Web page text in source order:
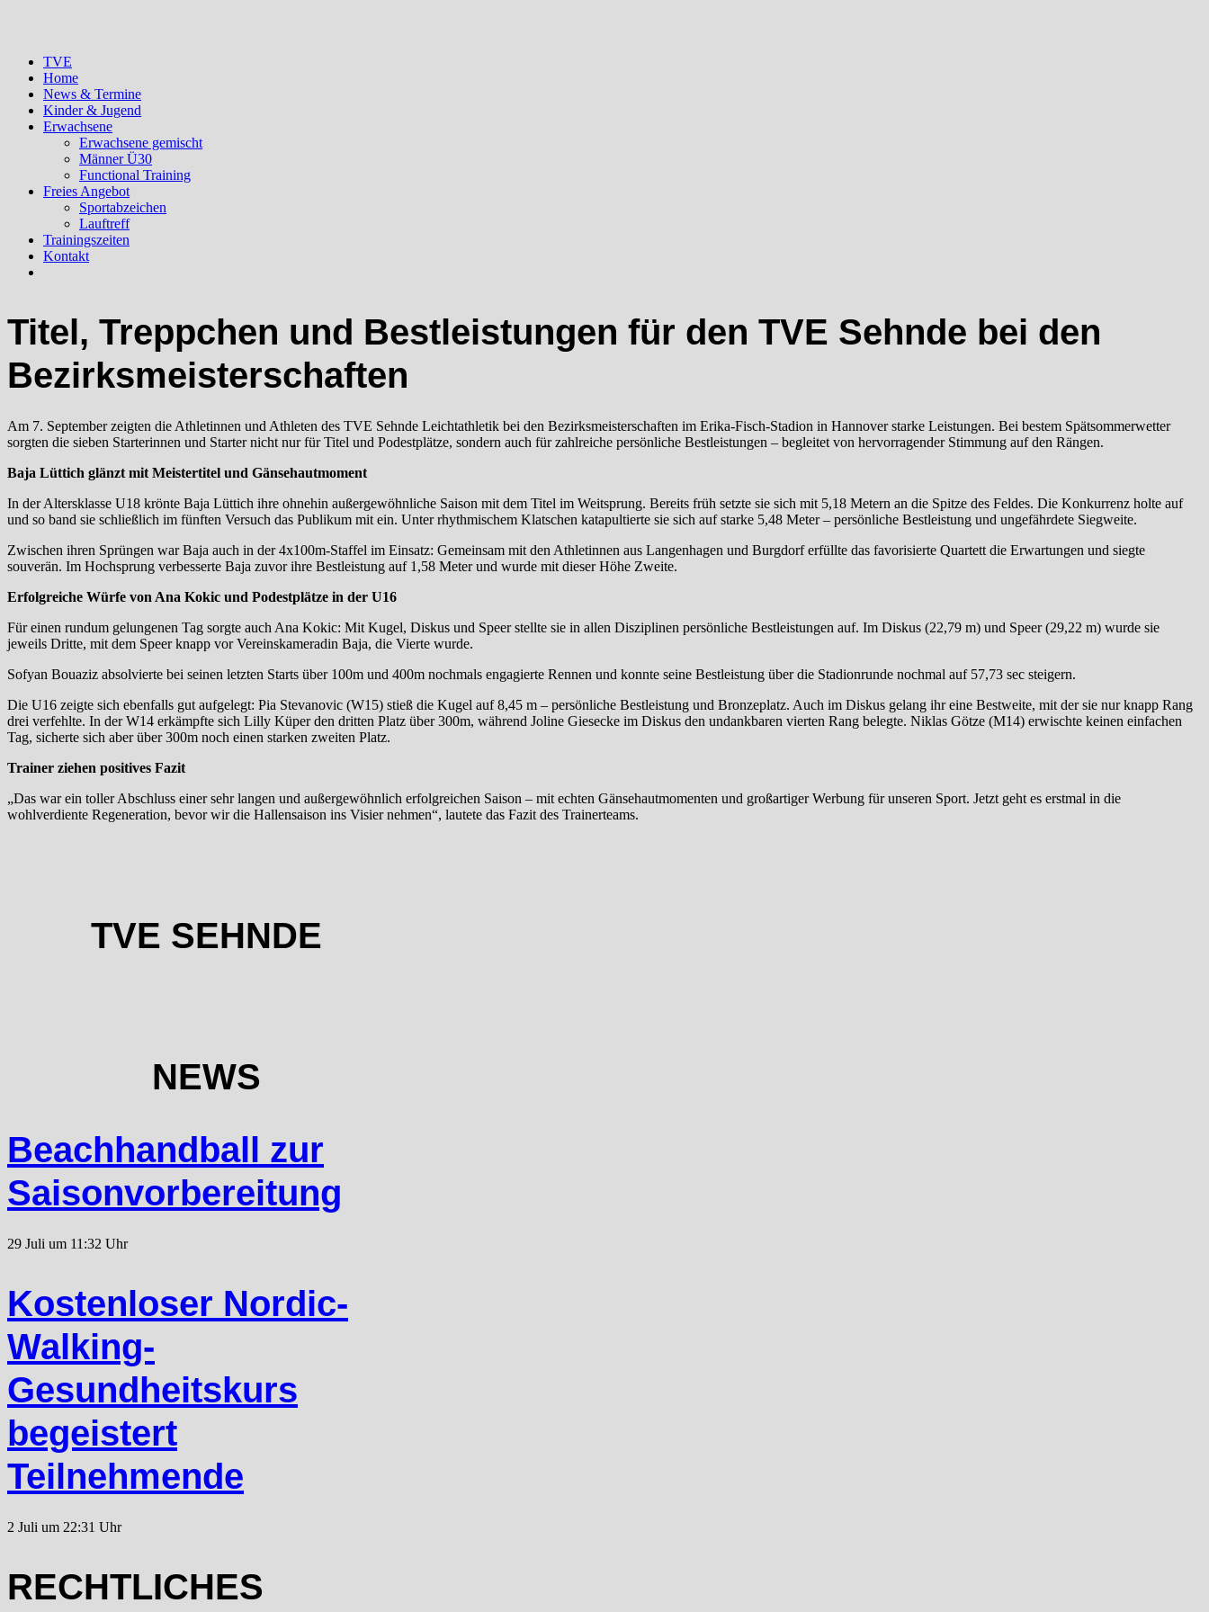
TVE
Home
News & Termine
Kinder & Jugend
Erwachsene
Erwachsene gemischt
Männer Ü30
Functional Training
Freies Angebot
Sportabzeichen
Lauftreff
Trainingszeiten
Kontakt
Titel, Treppchen und Bestleistungen für den TVE Sehnde bei den
Bezirksmeisterschaften
Am 7. September zeigten die Athletinnen und Athleten des TVE Sehnde Leichtathletik bei den Bezirksmeisterschaften im Erika-Fisch-Stadion in Hannover starke Leistungen. Bei bestem Spätsommerwetter
sorgten die sieben Starterinnen und Starter nicht nur für Titel und Podestplätze, sondern auch für zahlreiche persönliche Bestleistungen – begleitet von hervorragender Stimmung auf den Rängen.
Baja Lüttich glänzt mit Meistertitel und Gänsehautmoment
In der Altersklasse U18 krönte Baja Lüttich ihre ohnehin außergewöhnliche Saison mit dem Titel im Weitsprung. Bereits früh setzte sie sich mit 5,18 Metern an die Spitze des Feldes. Die Konkurrenz holte auf
und so band sie schließlich im fünften Versuch das Publikum mit ein. Unter rhythmischem Klatschen katapultierte sie sich auf starke 5,48 Meter – persönliche Bestleistung und ungefährdete Siegweite.
Zwischen ihren Sprüngen war Baja auch in der 4x100m-Staffel im Einsatz: Gemeinsam mit den Athletinnen aus Langenhagen und Burgdorf erfüllte das favorisierte Quartett die Erwartungen und siegte
souverän. Im Hochsprung verbesserte Baja zuvor ihre Bestleistung auf 1,58 Meter und wurde mit dieser Höhe Zweite.
Erfolgreiche Würfe von Ana Kokic und Podestplätze in der U16
Für einen rundum gelungenen Tag sorgte auch Ana Kokic: Mit Kugel, Diskus und Speer stellte sie in allen Disziplinen persönliche Bestleistungen auf. Im Diskus (22,79 m) und Speer (29,22 m) wurde sie
jeweils Dritte, mit dem Speer knapp vor Vereinskameradin Baja, die Vierte wurde.
Sofyan Bouaziz absolvierte bei seinen letzten Starts über 100m und 400m nochmals engagierte Rennen und konnte seine Bestleistung über die Stadionrunde nochmal auf 57,73 sec steigern.
Die U16 zeigte sich ebenfalls gut aufgelegt: Pia Stevanovic (W15) stieß die Kugel auf 8,45 m – persönliche Bestleistung und Bronzeplatz. Auch im Diskus gelang ihr eine Bestweite, mit der sie nur knapp Rang
drei verfehlte. In der W14 erkämpfte sich Lilly Küper den dritten Platz über 300m, während Joline Giesecke im Diskus den undankbaren vierten Rang belegte. Niklas Götze (M14) erwischte keinen einfachen
Tag, sicherte sich aber über 300m noch einen starken zweiten Platz.
Trainer ziehen positives Fazit
„Das war ein toller Abschluss einer sehr langen und außergewöhnlich erfolgreichen Saison – mit echten Gänsehautmomenten und großartiger Werbung für unseren Sport. Jetzt geht es erstmal in die
wohlverdiente Regeneration, bevor wir die Hallensaison ins Visier nehmen“, lautete das Fazit des Trainerteams.
TVE SEHNDE
NEWS
Beachhandball zur
Saisonvorbereitung
29 Juli um 11:32 Uhr
Kostenloser Nordic-
Walking-
Gesundheitskurs
begeistert
Teilnehmende
2 Juli um 22:31 Uhr
RECHTLICHES